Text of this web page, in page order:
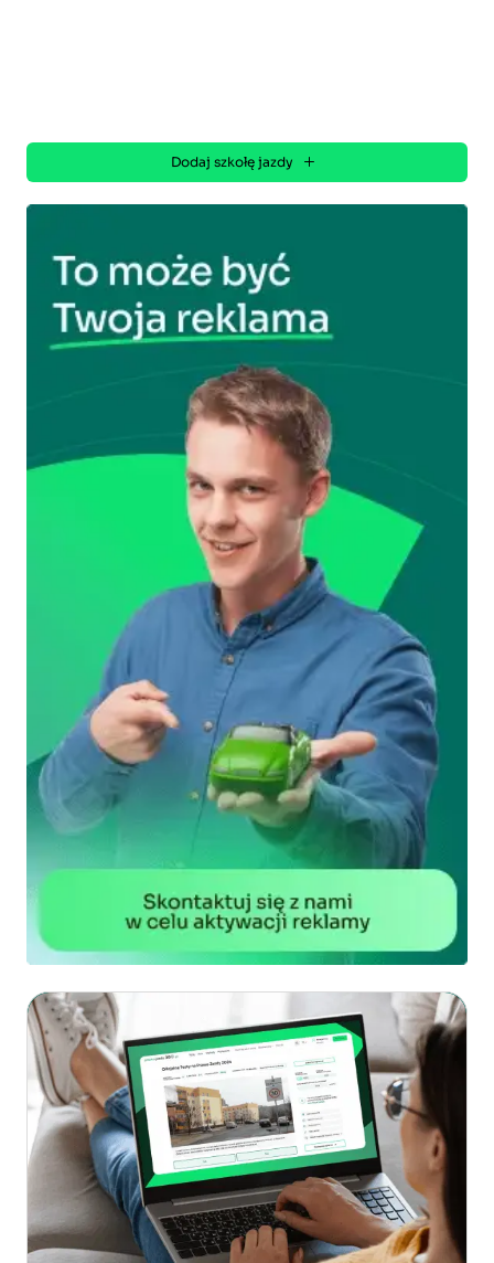
Dodaj szkołę jazdy